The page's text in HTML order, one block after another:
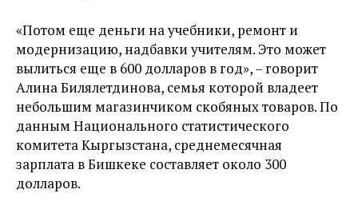
«Потом еще деньги на учебники, ремонт и
модернизацию, надбавки учителям. Это может
вылиться еще в 600 долларов в год», – говорит
Алина Билялетдинова, семья которой владеет
небольшим магазинчиком скобяных товаров. По
данным Национального статистического
комитета Кыргызстана, среднемесячная
зарплата в Бишкеке составляет около 300
долларов.